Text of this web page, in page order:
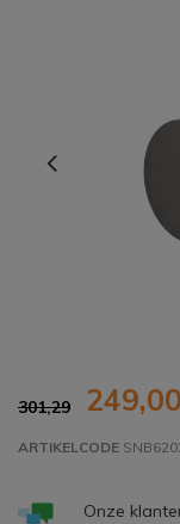
301,29 249,00
ARTIKELCODE
Onze